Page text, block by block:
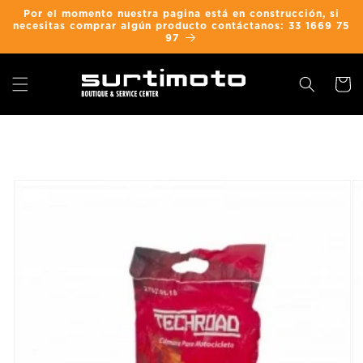
directamente
al contenido
Por el momento nuestra pagina está en construcción, si
necesitas comprar algún producto contáctanos: 33 1669 75
97
Carrito